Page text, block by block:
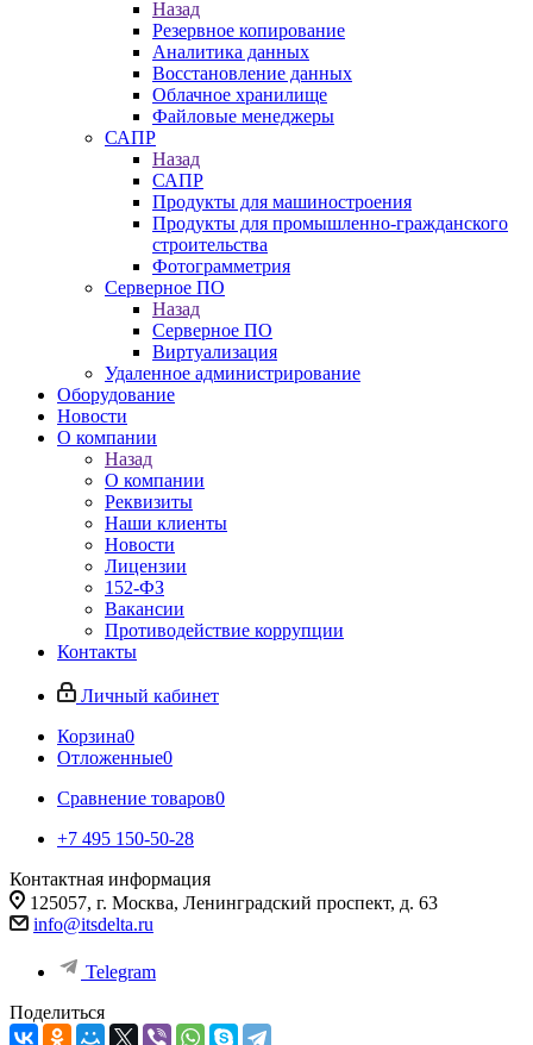
Назад
Резервное копирование
Аналитика данных
Восстановление данных
Облачное хранилище
Файловые менеджеры
САПР
Назад
САПР
Продукты для машиностроения
Продукты для промышленно-гражданского
строительства
Фотограмметрия
Серверное ПО
Назад
Серверное ПО
Виртуализация
Удаленное администрирование
Оборудование
Новости
О компании
Назад
О компании
Реквизиты
Наши клиенты
Новости
Лицензии
152-ФЗ
Вакансии
Противодействие коррупции
Контакты
Личный кабинет
Корзина0
Отложенные0
Сравнение товаров0
+7 495 150-50-28
Контактная информация
125057, г. Москва, Ленинградский проспект, д. 63
info@itsdelta.ru
Telegram
Поделиться